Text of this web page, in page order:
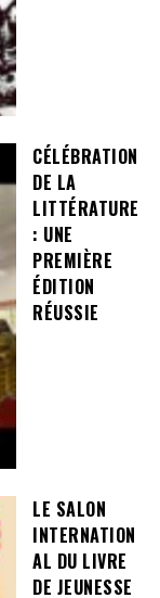
CÉLÉBRATION
DE LA
LITTÉRATURE
: UNE
PREMIÈRE
ÉDITION
RÉUSSIE
LE SALON
INTERNATION
AL DU LIVRE
DE JEUNESSE